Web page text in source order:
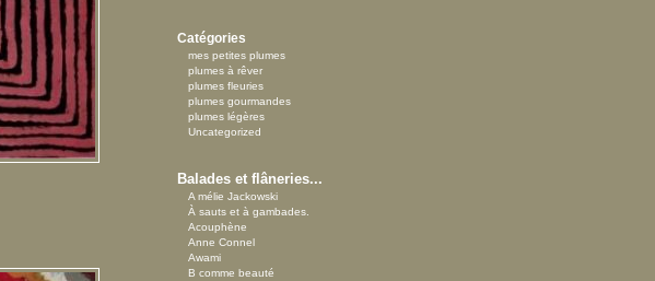
Catégories
mes petites plumes
plumes à rêver
plumes fleuries
plumes gourmandes
plumes légères
Uncategorized
Balades et flâneries...
A mélie Jackowski
À sauts et à gambades.
Acouphène
Anne Connel
Awami
B comme beauté